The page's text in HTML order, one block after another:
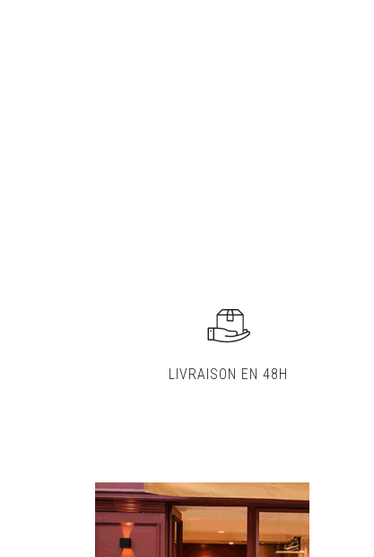
LIVRAISON EN 48H